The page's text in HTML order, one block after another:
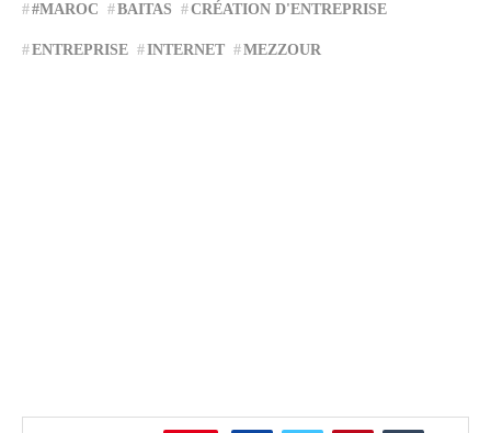
#MAROC BAITAS CRÉATION D'ENTREPRISE
ENTREPRISE INTERNET MEZZOUR